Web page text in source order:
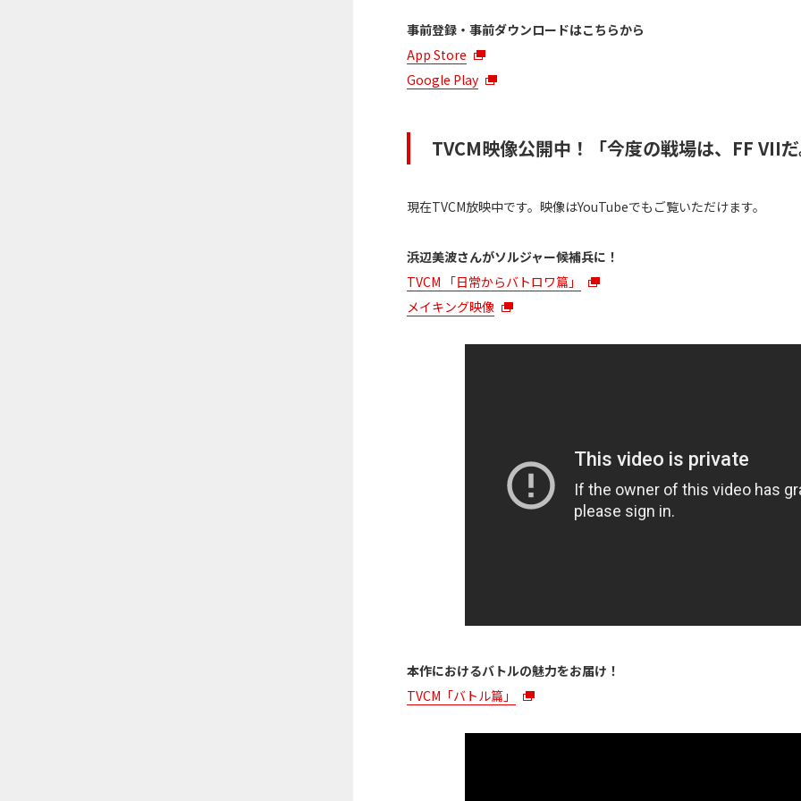
事前登録・事前ダウンロードはこちらから
App Store
Google Play
TVCM映像公開中！「今度の戦場は、FF VII
現在TVCM放映中です。映像はYouTubeでもご覧いただけます。
浜辺美波さんがソルジャー候補兵に！
TVCM 「日常からバトロワ篇」
メイキング映像
本作におけるバトルの魅力をお届け！
TVCM「バトル篇」